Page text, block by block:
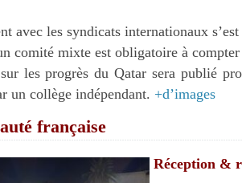
avec les syndicats internationaux
comité mixte est obligatoire à compter
les progrès du Qatar sera publié
un collège indépendant. +d’images
française
Réception &